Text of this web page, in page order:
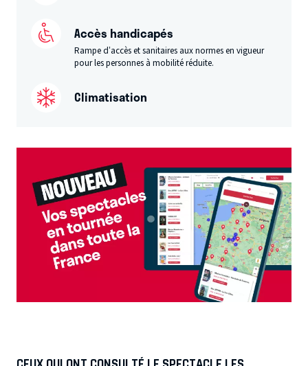
Accès handicapés
Rampe d’accès et sanitaires aux normes en vigueur
pour les personnes à mobilité réduite.
Climatisation